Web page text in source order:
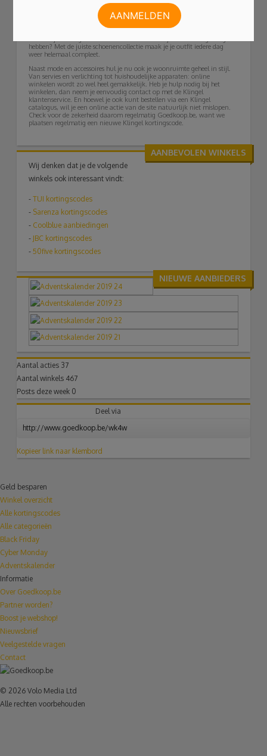
ook deze vind je op www.klingel.be. Het assortiment van de website
biedt een uiteenlopende diversiteit, van sportschoenen tot pumps.
Schoenen van bekende merken waaronder Kappa, Tamaris en Dockers
hebben? Met de juiste schoenencollectie maak je je outfit iedere dag
weer helemaal compleet.
Naast mode en accessoires hul je nu ook je woonruimte geheel in stijl.
Van servies en verlichting tot huishoudelijke apparaten: online
winkelen wordt zo wel heel gemakkelijk. Heb je hulp nodig bij het
winkelen, dan neem je eenvoudig contact op met de Klingel
klantenservice. En hoewel je ook kunt bestellen via een Klingel
catalogus, wil je een online actie van de site natuurlijk niet mislopen.
Check voor de zekerheid daarom regelmatig Goedkoop.be, want we
plaatsen regelmatig een nieuwe Klingel kortingscode.
AANBEVOLEN WINKELS
Wij denken dat je de volgende
winkels ook interessant vindt:
-TUI kortingscodes
- Sarenza kortingscodes
- Coolblue aanbiedingen
- JBC kortingscodes
-50five kortingscodes
NIEUWE AANBIEDERS
Aantal acties 37
Aantal winkels 467
Posts deze week 0
Deel via
Kopieer link naar klembord
Geld besparen
Winkel overzicht
Alle kortingscodes
Alle categorieën
Black Friday
Cyber Monday
Adventskalender
Informatie
Over Goedkoop.be
Partner worden?
Boost je webshop!
Nieuwsbrief
Veelgestelde vragen
Contact
© 2026 Volo Media Ltd
Alle rechten voorbehouden